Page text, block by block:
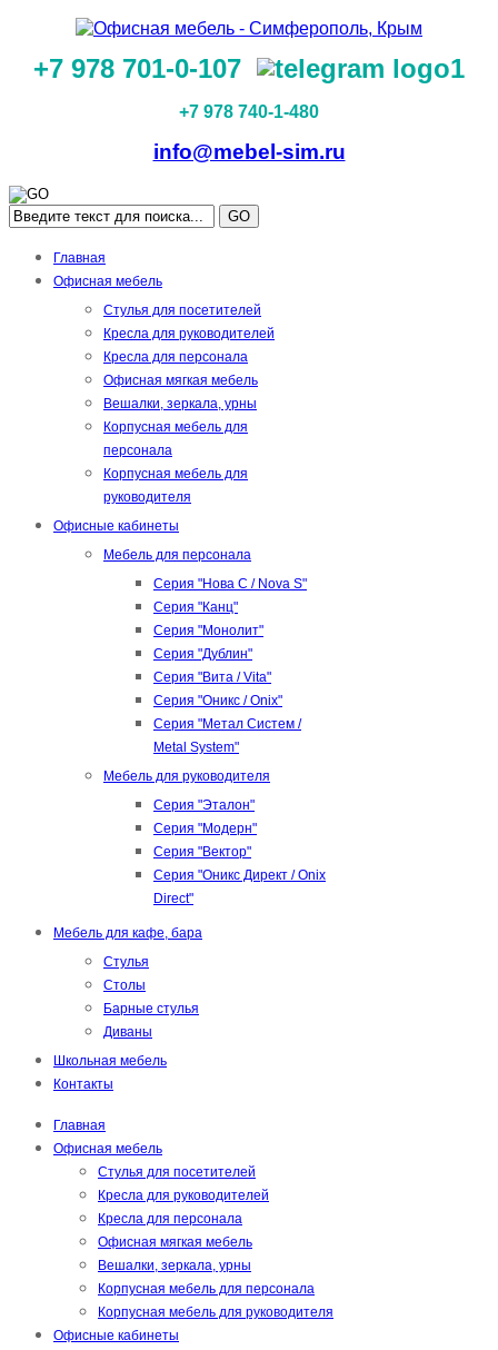
+7 978 701-0-107
+7 978 740-1-480
info@mebel-sim.ru
GO
Главная
Офисная мебель
Стулья для посетителей
Кресла для руководителей
Кресла для персонала
Офисная мягкая мебель
Вешалки, зеркала, урны
Корпусная мебель для
персонала
Корпусная мебель для
руководителя
Офисные кабинеты
Мебель для персонала
Серия "Нова С / Nova S"
Серия "Канц"
Серия "Монолит"
Серия "Дублин"
Серия "Вита / Vita"
Серия "Оникс / Onix"
Серия "Метал Систем /
Metal System"
Мебель для руководителя
Серия "Эталон"
Серия "Модерн"
Серия "Вектор"
Серия "Оникс Директ / Onix
Direct"
Мебель для кафе, бара
Стулья
Столы
Барные стулья
Диваны
Школьная мебель
Контакты
Главная
Офисная мебель
Стулья для посетителей
Кресла для руководителей
Кресла для персонала
Офисная мягкая мебель
Вешалки, зеркала, урны
Корпусная мебель для персонала
Корпусная мебель для руководителя
Офисные кабинеты